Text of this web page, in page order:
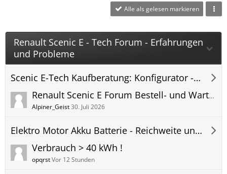
Alle als gelesen markieren
Renault Scenic E - Tech Forum - Erfahrungen
und Probleme
Scenic E-Tech Kaufberatung: Konfigurator - Preis - Lieferzeit - Scenic-E-Forum
Renault Scenic E Forum Bestell- und Wartesaal - Bestellen 2025 Lieferzeit 2026 - Auslieferung des Renault Scenic E-Tech Electric
Alpiner_Geist30. Juli 2026
Elektro Motor Akku Batterie - Reichweite und Verbrauch - Scenic-E-Forum
Verbrauch > 40 kWh !
opqrstVor 12 Stunden